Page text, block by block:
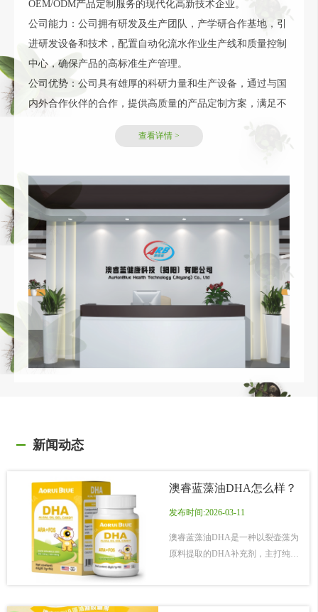
OEM/ODM产品定制服务的现代化高新技术企业。
公司能力：公司拥有研发及生产团队，产学研合作基地，引
进研发设备和技术，配置自动化流水作业生产线和质量控制
中心，确保产品的高标准生产管理。
公司优势：公司具有雄厚的科研力量和生产设备，通过与国
内外合作伙伴的合作，提供高质量的产品定制方案，满足不
查看详情 >
新闻动态
澳睿蓝藻油DHA怎么样？
发布时间:2026-03-11
​澳睿蓝藻油DHA是一种以裂壶藻为
原料提取的DHA补充剂，主打纯